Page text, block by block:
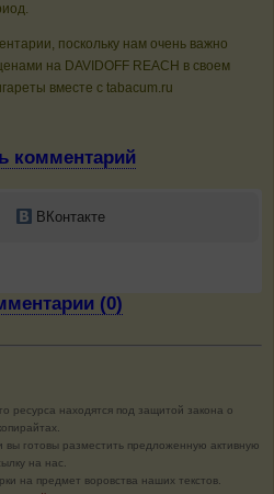
поскольку нам очень важно
на DAVIDOFF REACH в своем
вместе с tabacum.ru
комментарий
ВКонтакте
(0)
ресурса находятся под защитой закона о
вы готовы разместить предложенную активную
на нас.
на предмет воровства наших текстов.